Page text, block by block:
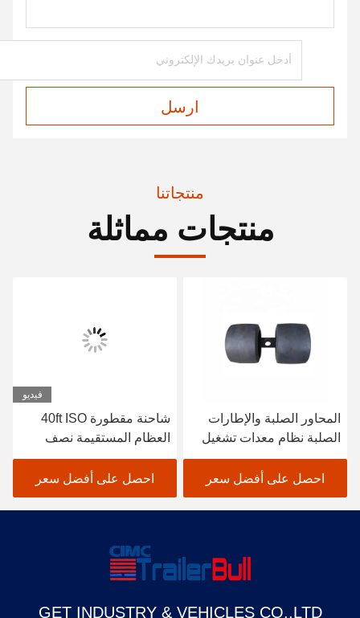
ارسل
منتجاتنا
منتجات مماثلة
المحاور الصلبة والإطارات
الصلبة نظام معدات تشغيل
نصف مقطورة لحمل كبير
80T-100 طناحصل على أفضل سعر
فيديو
شاحنة مقطورة 40ft ISO
العظام المستقيمة نصف
المقطورات لتوصيل الحاويات
الخفيفةاحصل على أفضل سعر
GET INDUSTRY & VEHICLES CO.,LTD